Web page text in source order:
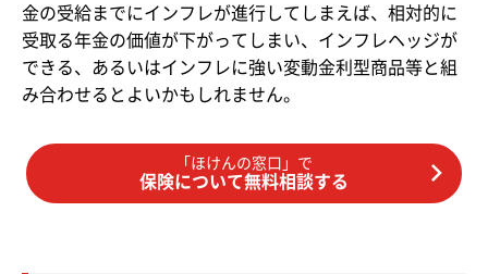
金の受給までにインフレが進行してしまえば、相対的に
受取る年金の価値が下がってしまい、インフレヘッジが
できる、あるいはインフレに強い変動金利型商品等と組
み合わせるとよいかもしれません。
「ほけんの窓口」で
保険について無料相談する